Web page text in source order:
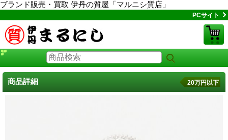
ブランド販売・買取 伊丹の質屋「マルニシ質店」
PCサイト
商品詳細 20万円以下